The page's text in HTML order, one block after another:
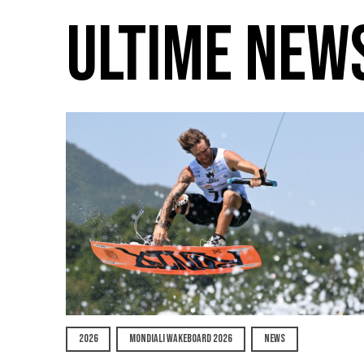
ULTIME
2026 MONDIALI WAKEBOARD 2026 NEWS